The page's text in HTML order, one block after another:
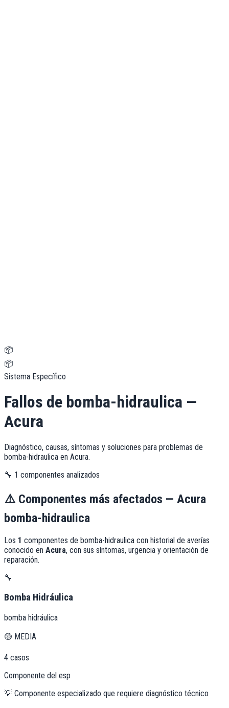
📦
📦
Sistema Específico
Fallos de bomba-hidraulica —
Acura
Diagnóstico, causas, síntomas y soluciones para problemas de
bomba-hidraulica en Acura.
🔧 1 componentes analizados
⚠️Componentes más afectados — Acura
bomba-hidraulica
Los 1 componentes de bomba-hidraulica con historial de averías
conocido en Acura, con sus síntomas, urgencia y orientación de
reparación.
🔧
Bomba Hidráulica
bomba hidráulica
🟡 MEDIA
4 casos
Componente del esp
💡 Componente especializado que requiere diagnóstico técnico